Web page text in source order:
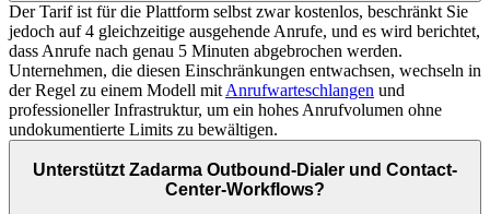
Der Tarif ist für die Plattform selbst zwar kostenlos, beschränkt Sie
jedoch auf 4 gleichzeitige ausgehende Anrufe, und es wird berichtet,
dass Anrufe nach genau 5 Minuten abgebrochen werden.
Unternehmen, die diesen Einschränkungen entwachsen, wechseln in
der Regel zu einem Modell mit Anrufwarteschlangen und
professioneller Infrastruktur, um ein hohes Anrufvolumen ohne
undokumentierte Limits zu bewältigen.
Unterstützt Zadarma Outbound-Dialer und Contact-
Center-Workflows?